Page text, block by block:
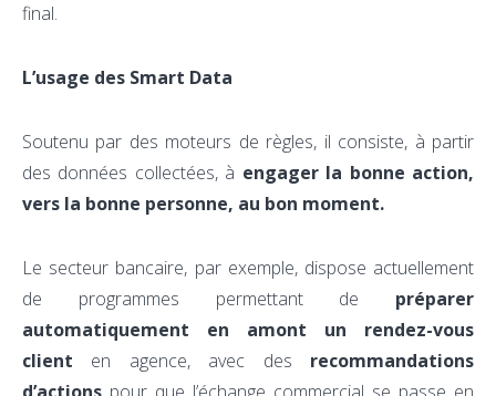
final.
L’usage des Smart Data
Soutenu par des moteurs de règles, il consiste, à partir
des données collectées, à engager la bonne action,
vers la bonne personne, au bon moment.
Le secteur bancaire, par exemple, dispose actuellement
de programmes permettant de préparer
automatiquement en amont un rendez-vous
client en agence, avec des recommandations